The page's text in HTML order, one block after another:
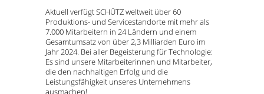
Aktuell verfügt SCHÜTZ weltweit über 60
Produktions- und Servicestandorte mit mehr als
7.000 Mitarbeitern in 24 Ländern und einem
Gesamtumsatz von über 2,3 Milliarden Euro im
Jahr 2024. Bei aller Begeisterung für Technologie:
Es sind unsere Mitarbeiterinnen und Mitarbeiter,
die den nachhaltigen Erfolg und die
Leistungsfähigkeit unseres Unternehmens
ausmachen!